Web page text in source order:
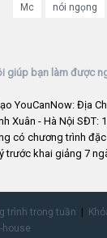
Mc nói ngọng
giúp bạn làm được
YouCanNow: Địa
Xuân - Hà Nội SĐT:
có chương trình
trước khai giảng 7
trình trong tuần
house